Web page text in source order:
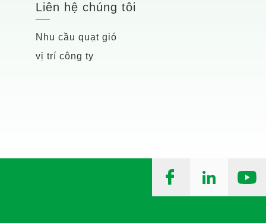
Liên hệ chúng tôi
Nhu cầu quạt gió
vị trí công ty